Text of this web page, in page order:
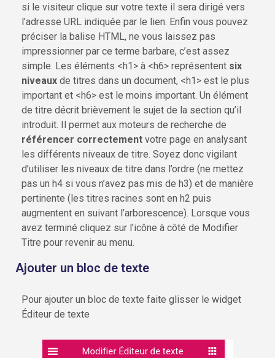
si le visiteur clique sur votre texte il sera dirigé vers
l’adresse URL indiquée par le lien. Enfin vous pouvez
préciser la balise HTML, ne vous laissez pas
impressionner par ce terme barbare, c’est assez
simple. Les éléments <h1> à <h6> représentent six
niveaux de titres dans un document, <h1> est le plus
important et <h6> est le moins important. Un élément
de titre décrit brièvement le sujet de la section qu’il
introduit. Il permet aux moteurs de recherche de
référencer correctement votre page en analysant
les différents niveaux de titre. Soyez donc vigilant
d’utiliser les niveaux de titre dans l’ordre (ne mettez
pas un h4 si vous n’avez pas mis de h3) et de manière
pertinente (les titres racines sont en h2 puis
augmentent en suivant l’arborescence). Lorsque vous
avez terminé cliquez sur l’icône à côté de Modifier
Titre pour revenir au menu.
Ajouter un bloc de texte
Pour ajouter un bloc de texte faite glisser le widget
Éditeur de texte